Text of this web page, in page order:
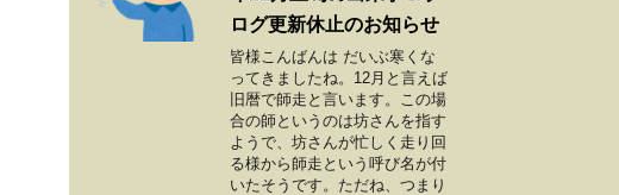
ログ更新休止のお知らせ
皆様こんばんは だいぶ寒くな
ってきましたね。12月と言えば
旧暦で師走と言います。この場
合の師というのは坊さんを指す
ようで、坊さんが忙しく走り回
る様から師走という呼び名が付
いたそうです。ただね、つまり